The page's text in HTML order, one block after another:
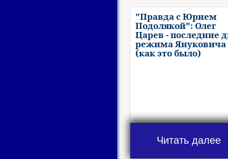
"Правда с Юрием
Подолякой": Олег
Царев - последние
режима Януковича
(как это было)
Читать далее